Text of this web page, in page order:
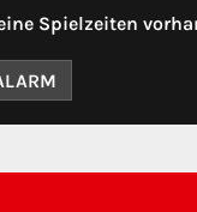
Spielzeiten